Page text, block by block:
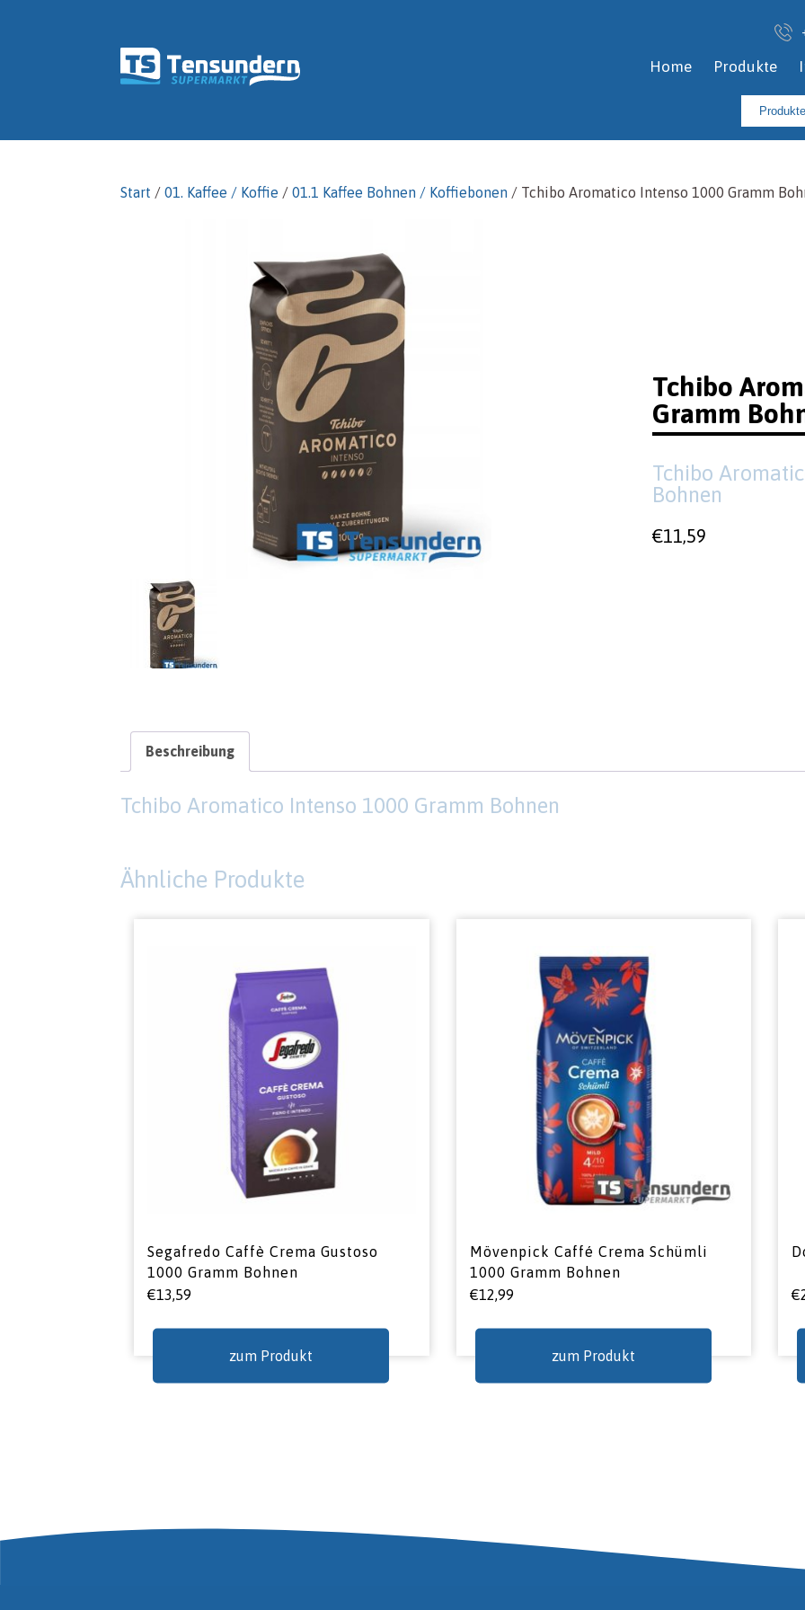
Home Produkte
Suchen
nach:
Start /01. Kaffee / Koffie /01.1 Kaffee Bohnen / Koffiebonen / Tchibo Aromatico Intenso 1000 Gramm
Tchibo
Gramm
Tchibo
Bohnen
€11,59
Beschreibung
Tchibo Aromatico Intenso 1000 Gramm Bohnen
Ähnliche Produkte
Segafredo Caffè Crema Gustoso
1000 Gramm Bohnen
€13,59
zum Produkt
Mövenpick Caffé Crema Schümli
1000 Gramm Bohnen
€12,99
zum Produkt
€